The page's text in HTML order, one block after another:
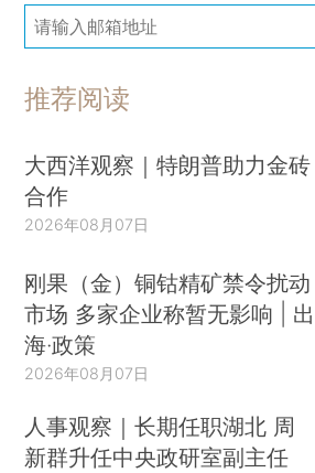
推荐阅读
大西洋观察｜特朗普助力金砖
合作
2026年08月07日
刚果（金）铜钴精矿禁令扰动
市场 多家企业称暂无影响 | 出
海·政策
2026年08月07日
人事观察｜长期任职湖北 周
新群升任中央政研室副主任